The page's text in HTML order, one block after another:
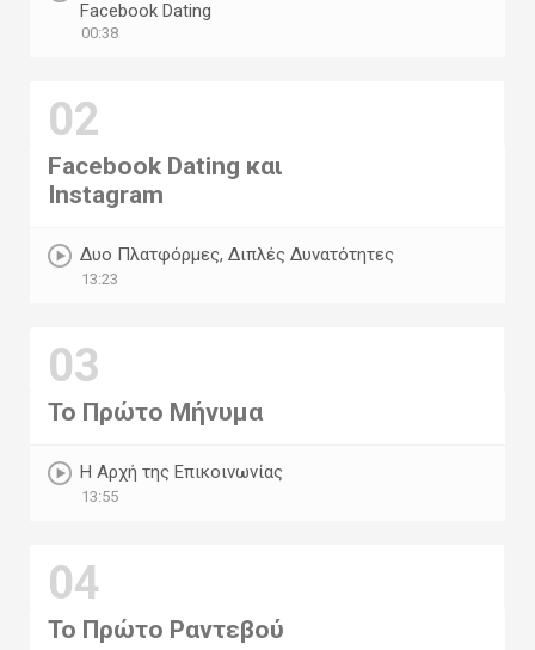
Facebook Dating
00:38
02
Facebook Dating και
Instagram
Δυο Πλατφόρμες, Διπλές Δυνατότητες
13:23
03
Το Πρώτο Μήνυμα
H Αρχή της Επικοινωνίας
13:55
04
Το Πρώτο Ραντεβού